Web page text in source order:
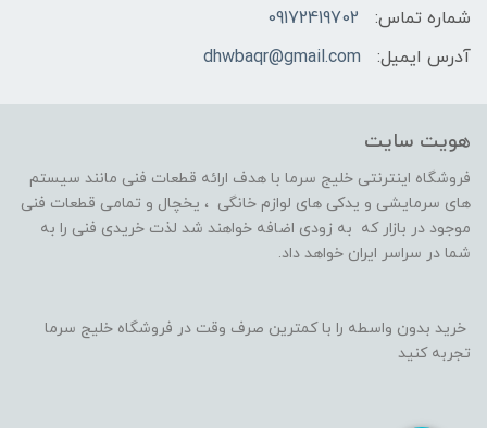
شماره تماس:
09172419702
آدرس ایمیل:
dhwbaqr@gmail.com
هویت سایت
فروشگاه اینترنتی خلیج سرما با هدف ارائه قطعات فنی مانند سیستم
های سرمایشی و یدکی های لوازم خانگی ، یخچال و تمامی قطعات فنی
موجود در بازار که به زودی اضافه خواهند شد لذت خریدی فنی را به
شما در سراسر ایران خواهد داد.
خرید بدون واسطه را با کمترین صرف وقت در فروشگاه خلیج سرما
تجربه کنید